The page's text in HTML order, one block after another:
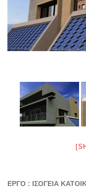
ΕΡΓΟ : ΙΣΟΓΕΙΑ